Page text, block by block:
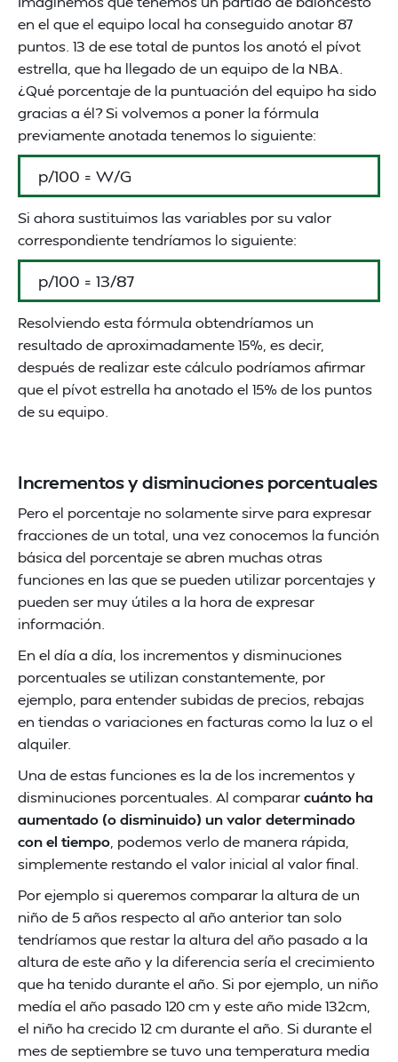
en el que el equipo local ha conseguido anotar 87
puntos. 13 de ese total de puntos los anotó el pívot
estrella, que ha llegado de un equipo de la NBA.
¿Qué porcentaje de la puntuación del equipo ha sido
gracias a él? Si volvemos a poner la fórmula
previamente anotada tenemos lo siguiente:
p/100 = W/G
Si ahora sustituimos las variables por su valor
correspondiente tendríamos lo siguiente:
p/100 = 13/87
Resolviendo esta fórmula obtendríamos un
resultado de aproximadamente 15%, es decir,
después de realizar este cálculo podríamos afirmar
que el pívot estrella ha anotado el 15% de los puntos
de su equipo.
Incrementos y disminuciones porcentuales
Pero el porcentaje no solamente sirve para expresar
fracciones de un total, una vez conocemos la función
básica del porcentaje se abren muchas otras
funciones en las que se pueden utilizar porcentajes y
pueden ser muy útiles a la hora de expresar
información.
En el día a día, los incrementos y disminuciones
porcentuales se utilizan constantemente, por
ejemplo, para entender subidas de precios, rebajas
en tiendas o variaciones en facturas como la luz o el
alquiler.
Una de estas funciones es la de los incrementos y
disminuciones porcentuales. Al compararcuánto ha
aumentado (o disminuido) un valor determinado
con el tiempo , podemos verlo de manera rápida,
simplemente restando el valor inicial al valor final.
Por ejemplo si queremos comparar la altura de un
niño de 5 años respecto al año anterior tan solo
tendríamos que restar la altura del año pasado a la
altura de este año y la diferencia sería el crecimiento
que ha tenido durante el año. Si por ejemplo, un niño
medía el año pasado 120 cm y este año mide 132cm,
el niño ha crecido 12 cm durante el año. Si durante el
mes de septiembre se tuvo una temperatura media